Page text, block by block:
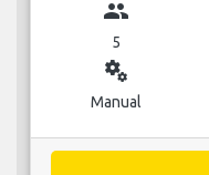
group
5
miscellaneous_services
Manual